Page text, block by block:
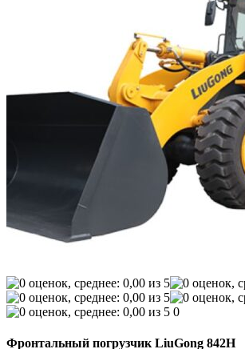
0
Фронтальный погрузчик LiuGong 842H